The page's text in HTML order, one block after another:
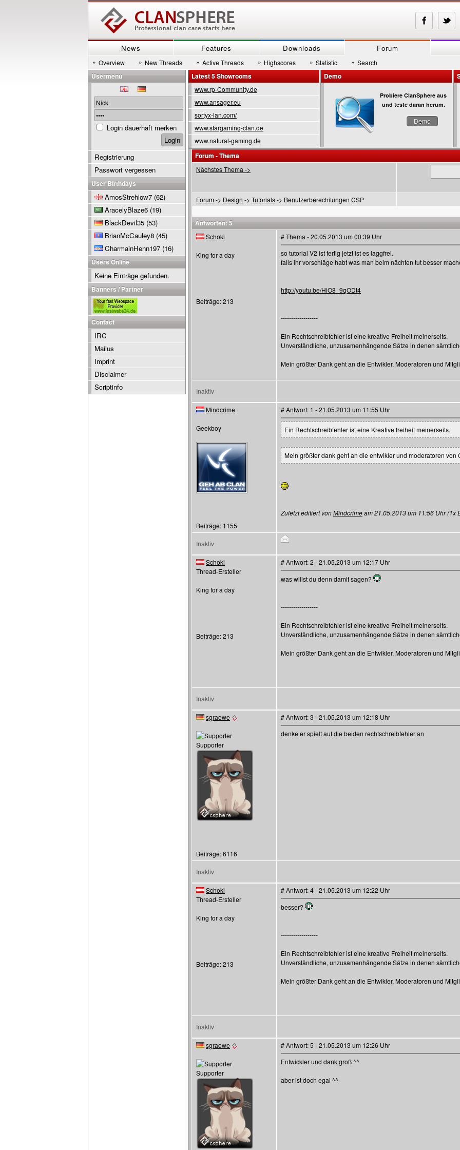
News Features Downloads Forum
» Overview » New Threads » Active Threads » Highscores » Statistic » Search
Latest 5 Showrooms
www.rp-Community.de
www.ansager.eu
sortyx-lan.com/
www.stargaming-clan.de
www.natural-gaming.de
Demo
Probiere ClanSphere aus
und teste daran herum.
Demo
Forum - Thema
Nächstes Thema ->
Forum-> Design -> Tutorials-> Benutzerberechitungen CSP
Antworten: 5
Schoki
King for a day
Beiträge: 213
# Thema - 20.05.2013 um 00:39 Uhr
so tutorial V2 ist fertig jetzt ist es laggfrei.
falls ihr vorschläge habt was man beim nächten tut besser
http://youtu.be/HiO8_9qODt4
------------------
Ein Rechtschreibfehler ist eine kreative Freiheit meinerseits.
Unverständliche, unzusamenhängende Sätze in denen
Mein größter Dank geht an die Entwikler, Moderatoren und
Inaktiv
Mindcrime
Geekboy
Beiträge: 1155
# Antwort: 1 - 21.05.2013 um 11:55 Uhr
Ein Rechtschreibfehler ist eine Kreative freiheit meinerseits.
Mein größter dank geht an die entwikler und moderatoren von
Zuletzt editiert vonMindcrimeam 21.05.2013 um 11:56 Uhr (1x
Inaktiv
Schoki
Thread-Ersteller
King for a day
Beiträge: 213
# Antwort: 2 - 21.05.2013 um 12:17 Uhr
was willst du denn damit sagen?
------------------
Ein Rechtschreibfehler ist eine kreative Freiheit meinerseits.
Unverständliche, unzusamenhängende Sätze in denen
Mein größter Dank geht an die Entwikler, Moderatoren und
Inaktiv
sgraewe
Supporter
Beiträge: 6116
# Antwort: 3 - 21.05.2013 um 12:18 Uhr
denke er spielt auf die beiden rechtschreibfehler an
Inaktiv
Schoki
Thread-Ersteller
King for a day
Beiträge: 213
# Antwort: 4 - 21.05.2013 um 12:22 Uhr
besser?
------------------
Ein Rechtschreibfehler ist eine kreative Freiheit meinerseits.
Unverständliche, unzusamenhängende Sätze in denen
Mein größter Dank geht an die Entwikler, Moderatoren und
Inaktiv
sgraewe
Supporter
# Antwort: 5 - 21.05.2013 um 12:26 Uhr
Entwickler und dank groß ^^
aber ist doch egal ^^
Usermenu
Login dauerhaft merken
Registrierung
Passwort vergessen
User Birthdays
AmosStrehlow7 (62)
AracelyBlaze6 (19)
BlackDevil35 (53)
BrianMcCauley8 (45)
CharmainHenn197 (16)
Users Online
Keine Einträge gefunden.
Banners / Partner
Contact
IRC
Mailus
Imprint
Disclaimer
Scriptinfo